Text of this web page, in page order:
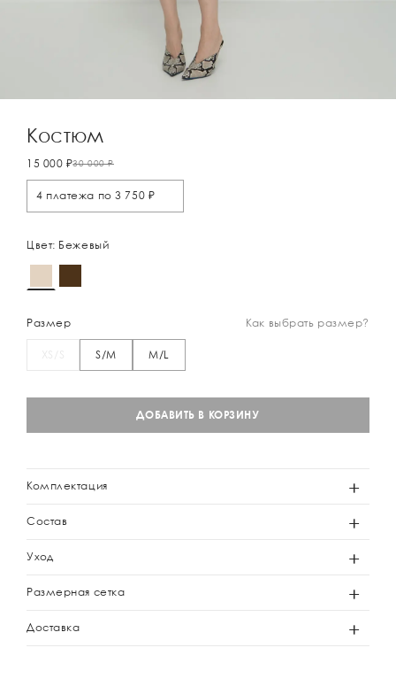
Костюм
15 000 ₽30 000 ₽
4 платежа по 3 750 ₽
Цвет: Бежевый
Размер Как выбрать размер?
S/M M/L
ДОБАВИТЬ В КОРЗИНУ
Комплектация
Состав
Уход
Размерная сетка
Доставка